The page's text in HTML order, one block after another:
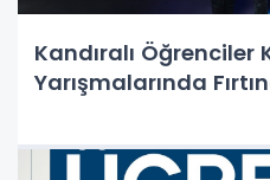
Kandıralı Öğrenciler
Yarışmalarında